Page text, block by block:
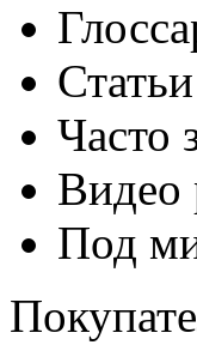
Статьи
Часто
Видео
Под